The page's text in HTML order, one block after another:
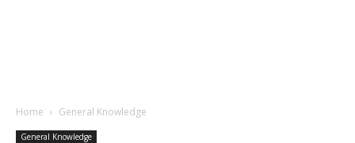
Home General Knowledge
General Knowledge